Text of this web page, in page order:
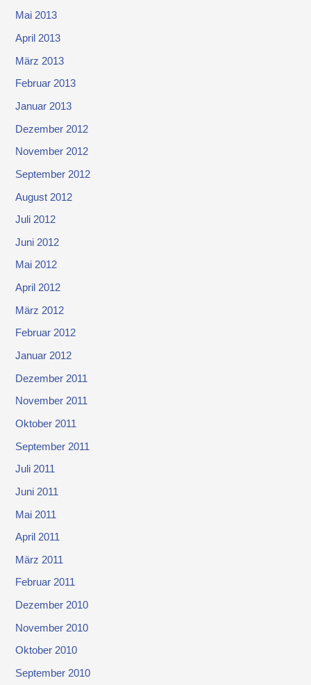
Mai 2013
April 2013
März 2013
Februar 2013
Januar 2013
Dezember 2012
November 2012
September 2012
August 2012
Juli 2012
Juni 2012
Mai 2012
April 2012
März 2012
Februar 2012
Januar 2012
Dezember 2011
November 2011
Oktober 2011
September 2011
Juli 2011
Juni 2011
Mai 2011
April 2011
März 2011
Februar 2011
Dezember 2010
November 2010
Oktober 2010
September 2010